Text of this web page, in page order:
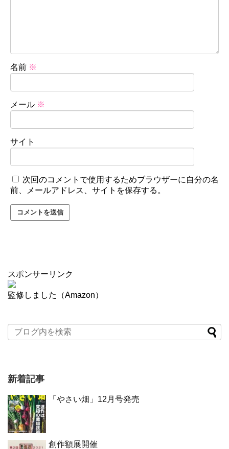
名前 ※
メール ※
サイト
次回のコメントで使用するためブラウザーに自分の名
前、メールアドレス、サイトを保存する。
スポンサーリンク
監修しました（Amazon）
新着記事
「やさい畑」12月号発売
創作額展開催